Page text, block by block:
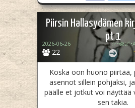
Piirsin Hallasydämen
pt 1
22
2026-06-26
Koska oon huono piirtää,
asennot sillein pohjaksi,
päälle et jotkut voi näyttää
sen takia.